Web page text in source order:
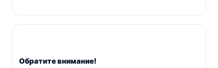
Обратите внимание!